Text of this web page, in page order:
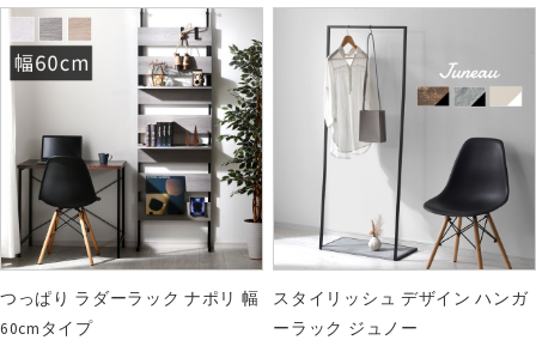
つっぱり ラダーラック ナポリ 幅
60cmタイプ
スタイリッシュ デザイン ハンガ
ーラック ジュノー